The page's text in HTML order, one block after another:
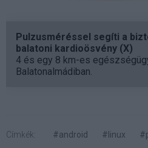
Pulzusméréssel segíti a
balatoni kardioösvény (X)
4 és egy 8 km-es
Balatonalmádiban.
Címkék: #android #linux